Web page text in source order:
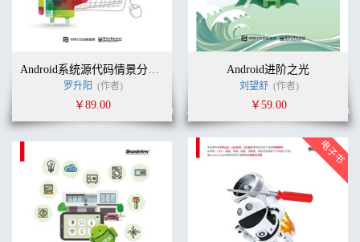
Android系统源代码情景分析（第三版）
罗升阳 (作者)
￥89.00
Android进阶之光
刘望舒 (作者)
￥59.00